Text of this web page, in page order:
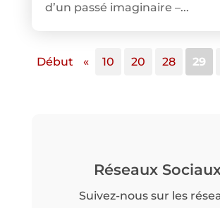
d’un passé imaginaire –...
Début « 10 20 28 29
Réseaux
Suivez-nous sur les